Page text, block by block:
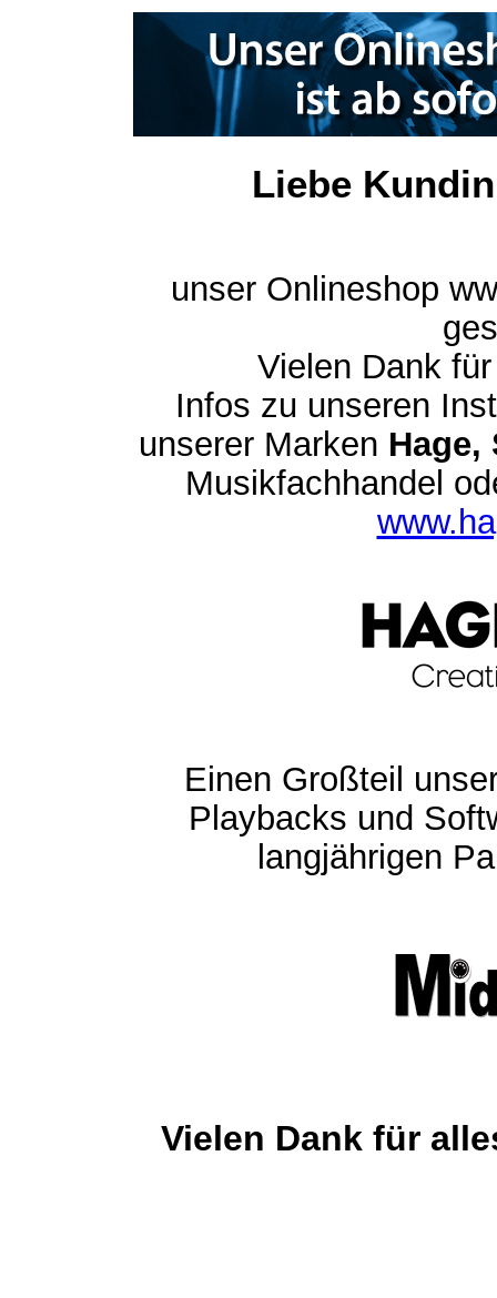
Liebe
unser Onlineshop
Vielen Dank
Infos zu unseren
unserer Marken Hage,
Musikfachhandel
Einen Großteil
Playbacks und
langjährigen
Vielen Dank für